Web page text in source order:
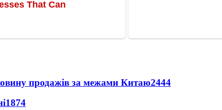
продажів за межами Китаю2444
1874